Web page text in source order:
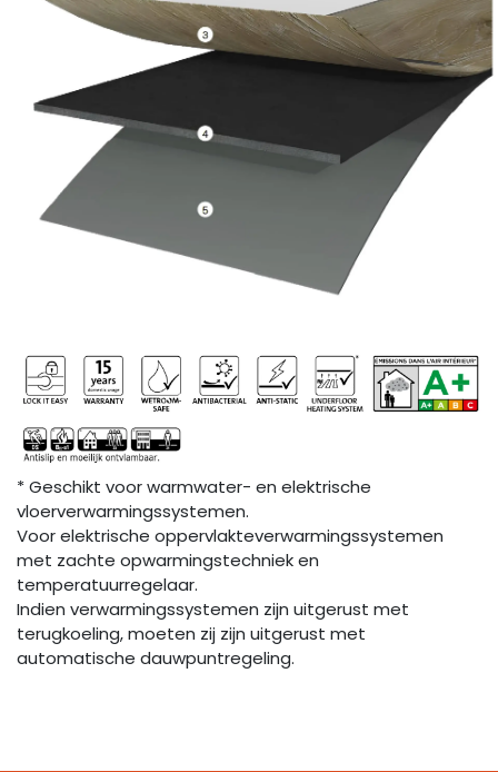
* Geschikt voor warmwater- en elektrische
vloerverwarmingssystemen.
Voor elektrische oppervlakteverwarmingssystemen
met zachte opwarmingstechniek en
temperatuurregelaar.
Indien verwarmingssystemen zijn uitgerust met
terugkoeling, moeten zij zijn uitgerust met
automatische dauwpuntregeling.